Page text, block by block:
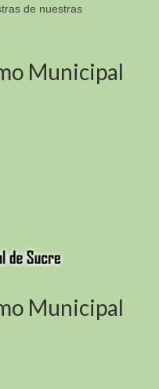
de nuestras
Municipal
Municipal